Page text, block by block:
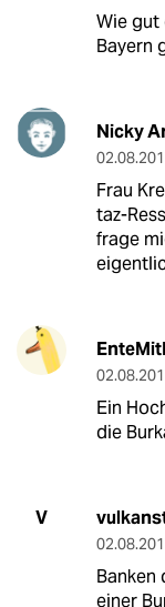
Wie gut
Bayern
Nicky
Frau
taz-
frage
Ein
die
V
Banken
einer